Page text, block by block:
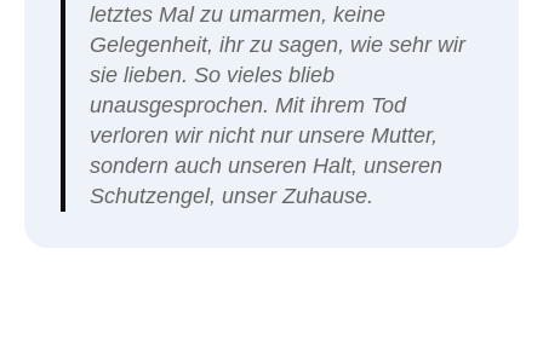
letztes Mal zu umarmen, keine
Gelegenheit, ihr zu sagen, wie sehr wir
sie lieben. So vieles blieb
unausgesprochen. Mit ihrem Tod
verloren wir nicht nur unsere Mutter,
sondern auch unseren Halt, unseren
Schutzengel, unser Zuhause.